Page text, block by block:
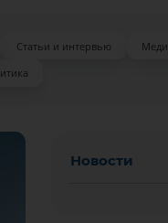
Статьи и интервью
Новости